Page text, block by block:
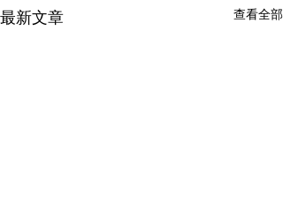
最新文章 查看全部